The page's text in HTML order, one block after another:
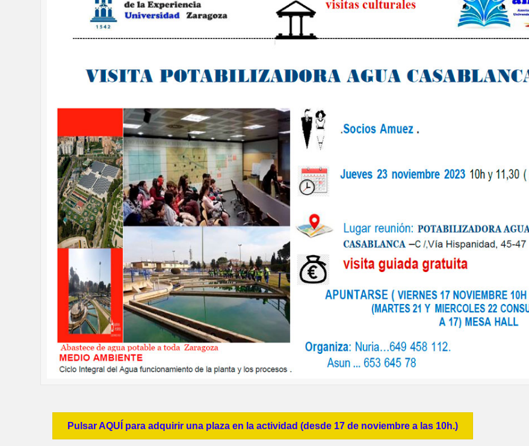
Pulsar AQUÍ para adquirir una plaza en la actividad (desde 17 de noviembre a las 10h.)